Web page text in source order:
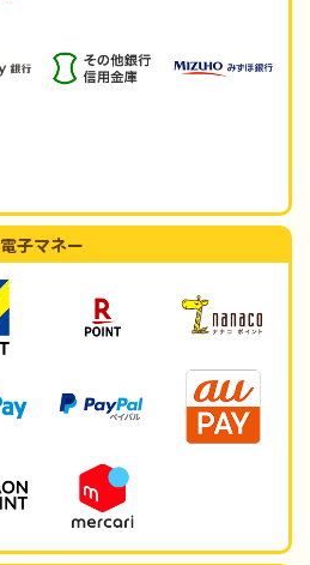
電子マネー